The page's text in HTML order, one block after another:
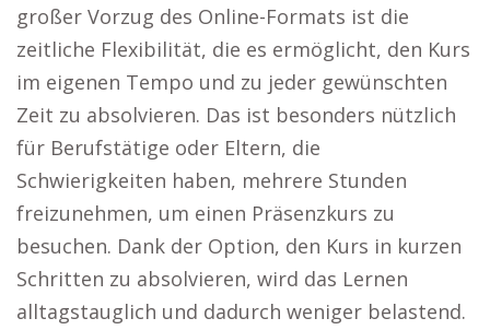
großer Vorzug des Online-Formats ist die
zeitliche Flexibilität, die es ermöglicht, den Kurs
im eigenen Tempo und zu jeder gewünschten
Zeit zu absolvieren. Das ist besonders nützlich
für Berufstätige oder Eltern, die
Schwierigkeiten haben, mehrere Stunden
freizunehmen, um einen Präsenzkurs zu
besuchen. Dank der Option, den Kurs in kurzen
Schritten zu absolvieren, wird das Lernen
alltagstauglich und dadurch weniger belastend.